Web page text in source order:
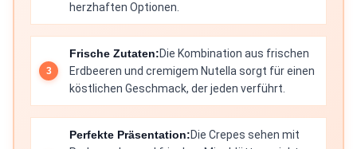
herzhaften Optionen.
Frische Zutaten:Die Kombination aus frischen
Erdbeeren und cremigem Nutella sorgt für einen
köstlichen Geschmack, der jeden verführt.
Perfekte Präsentation:Die Crepes sehen mit